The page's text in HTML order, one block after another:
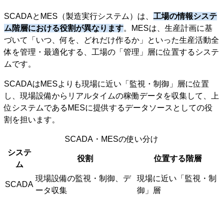
SCADAとMES（製造実行システム）は、 工場の情報システ
ム階層における役割が異なります。MESは、生産計画に基
づいて「いつ、何を、どれだけ作るか」といった生産活動全
体を管理・最適化する、工場の「管理」層に位置するシステ
ムです。
SCADAはMESよりも現場に近い「監視・制御」層に位置
し、現場設備からリアルタイムの稼働データを収集して、上
位システムであるMESに提供するデータソースとしての役
割を担います。
SCADA・MESの使い分け
システ
ム
役割 位置する階層
SCADA
現場設備の監視・制御、デ
ータ収集
現場に近い「監視・制
御」層